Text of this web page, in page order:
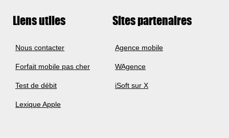
Liens utiles
Nous contacter
Forfait mobile pas cher
Test de débit
Lexique Apple
Sites partenaires
Agence mobile
WAgence
iSoft sur X